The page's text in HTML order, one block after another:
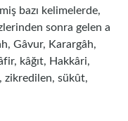
bazı kelimelerde,
sonra gelen a
Gâvur, Karargâh,
kâğıt, Hakkâri,
zikredilen, sükût,